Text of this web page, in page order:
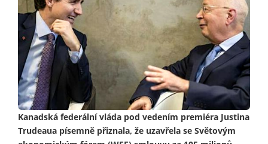
Kanadská federální vláda pod vedením premiéra Justina
Trudeaua písemně přiznala, že uzavřela se Světovým